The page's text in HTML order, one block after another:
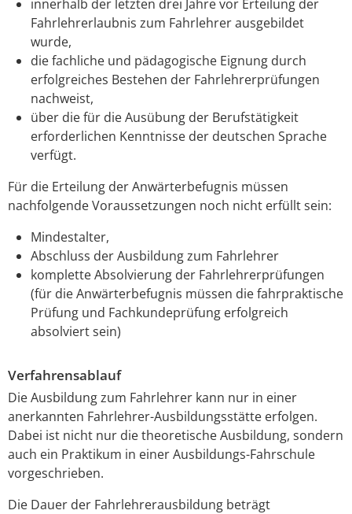
innerhalb der letzten drei Jahre vor Erteilung der
Fahrlehrerlaubnis zum Fahrlehrer ausgebildet
wurde,
die fachliche und pädagogische Eignung durch
erfolgreiches Bestehen der Fahrlehrerprüfungen
nachweist,
über die für die Ausübung der Berufstätigkeit
erforderlichen Kenntnisse der deutschen Sprache
verfügt.
Für die Erteilung der Anwärterbefugnis müssen
nachfolgende Voraussetzungen noch nicht erfüllt sein:
Mindestalter,
Abschluss der Ausbildung zum Fahrlehrer
komplette Absolvierung der Fahrlehrerprüfungen
(für die Anwärterbefugnis müssen die fahrpraktische
Prüfung und Fachkundeprüfung erfolgreich
absolviert sein)
Verfahrensablauf
Die Ausbildung zum Fahrlehrer kann nur in einer
anerkannten Fahrlehrer-Ausbildungsstätte erfolgen.
Dabei ist nicht nur die theoretische Ausbildung, sondern
auch ein Praktikum in einer Ausbildungs-Fahrschule
vorgeschrieben.
Die Dauer der Fahrlehrerausbildung beträgt